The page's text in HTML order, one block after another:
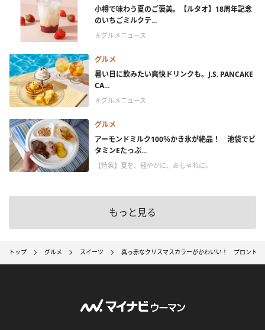
小樽で味わう夏のご褒美。【ルタオ】18周年記念
のいちごミルクテ...
＃グルメニュース
グルメ
暑い日に飲みたい爽快ドリンクも。J.S. PANCAKE
CA...
＃グルメニュース
グルメ
アーモンドミルク100％かき氷が絶品！ 池袋でビ
タミンEたっぷ...
【特集】夏を、軽やかに、おしゃれに。
もっと見る
トップ グルメ スイーツ 真っ赤なクリスマスカラーがかわいい！ プロント